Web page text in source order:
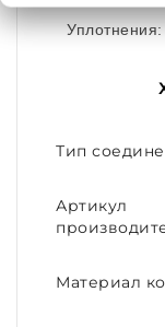
Тип
Артикул
Материал